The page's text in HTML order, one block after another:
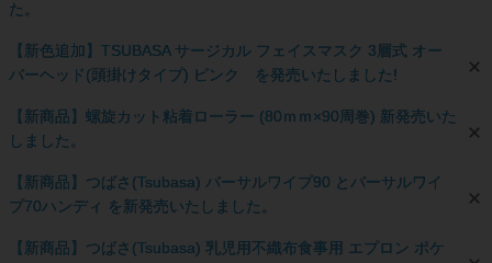
た。
【新色追加】TSUBASA サージカル フェイスマスク 3層式 オー
バーヘッド(頭掛けタイプ) ピンク を発売いたしました!
【新商品】螺旋カット粘着ローラー (80ｍｍ×90周巻) 新発売いた
しました。
【新商品】つばさ(Tsubasa) バーサルワイプ90 とバーサルワイ
プ70ハンディ を新発売いたしました。
【新商品】つばさ(Tsubasa) 乳児用不織布食事用 エプロン ポケ